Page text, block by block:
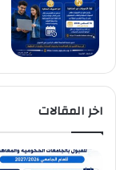
اخر المقالات